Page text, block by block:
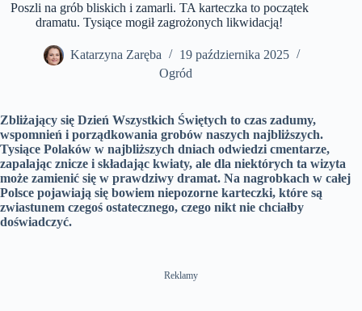
Poszli na grób bliskich i zamarli. TA karteczka to początek
dramatu. Tysiące mogił zagrożonych likwidacją!
Katarzyna Zaręba
19 października 2025
Ogród
Zbliżający się Dzień Wszystkich Świętych to czas zadumy,
wspomnień i porządkowania grobów naszych najbliższych.
Tysiące Polaków w najbliższych dniach odwiedzi cmentarze,
zapalając znicze i składając kwiaty, ale dla niektórych ta wizyta
może zamienić się w prawdziwy dramat. Na nagrobkach w całej
Polsce pojawiają się bowiem niepozorne karteczki, które są
zwiastunem czegoś ostatecznego, czego nikt nie chciałby
doświadczyć.
Reklamy